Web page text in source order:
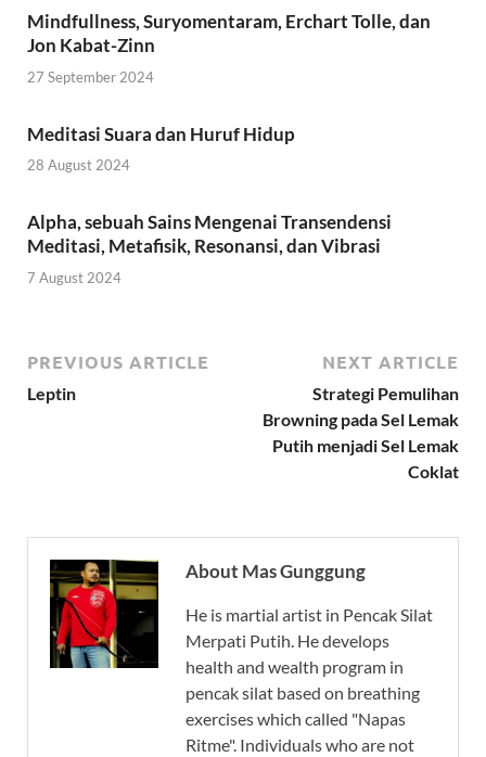
Mindfullness, Suryomentaram, Erchart Tolle, dan
Jon Kabat-Zinn
27 September 2024
Meditasi Suara dan Huruf Hidup
28 August 2024
Alpha, sebuah Sains Mengenai Transendensi
Meditasi, Metafisik, Resonansi, dan Vibrasi
7 August 2024
PREVIOUS ARTICLE
Leptin
NEXT ARTICLE
Strategi Pemulihan
Browning pada Sel Lemak
Putih menjadi Sel Lemak
Coklat
About Mas Gunggung
He is martial artist in Pencak Silat
Merpati Putih. He develops
health and wealth program in
pencak silat based on breathing
exercises which called "Napas
Ritme". Individuals who are not